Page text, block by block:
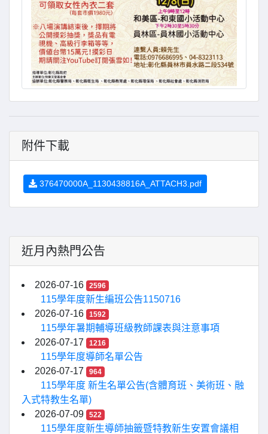
附件下載
376470000A_1130438816A_ATTACH3.pdf
近月內熱門公告
2026-07-16 2596
115學年度新生編班公告1150716
2026-07-16
1592
115學年暑期輔導班級教師課表與注意事項
2026-07-17
1216
115學年度導師名單公告
2026-07-17
964
115學年度 新生名單公告(含體育班、美術班、融
入式特教生名單)
2026-07-09
522
115學年度新生導師抽籤暨特教新生安置會議相